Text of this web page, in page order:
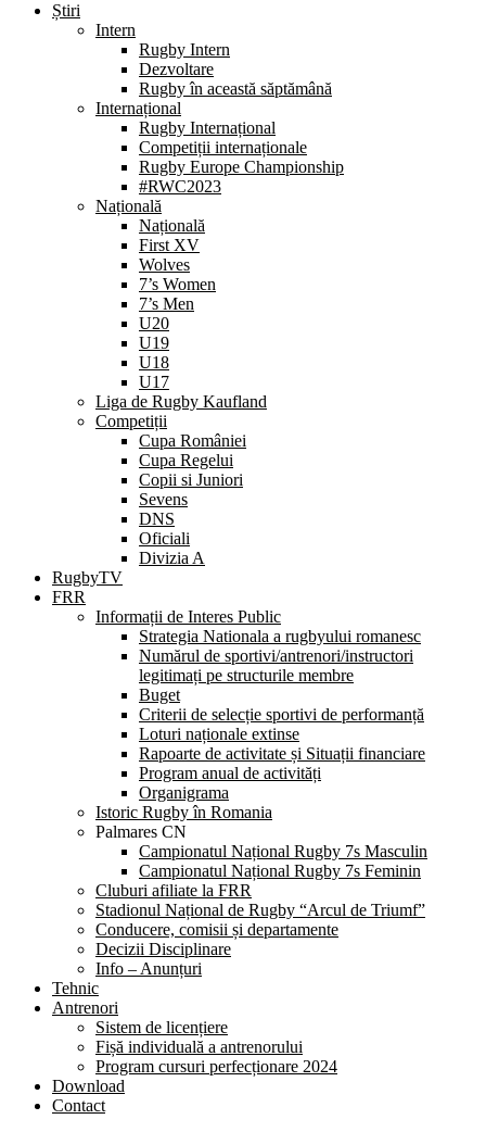
Știri
Intern
Rugby Intern
Dezvoltare
Rugby în această săptămână
Internațional
Rugby Internațional
Competiții internaționale
Rugby Europe Championship
#RWC2023
Națională
Națională
First XV
Wolves
7’s Women
7’s Men
U20
U19
U18
U17
Liga de Rugby Kaufland
Competiții
Cupa României
Cupa Regelui
Copii si Juniori
Sevens
DNS
Oficiali
Divizia A
RugbyTV
FRR
Informații de Interes Public
Strategia Nationala a rugbyului romanesc
Numărul de sportivi/antrenori/instructori
legitimați pe structurile membre
Buget
Criterii de selecție sportivi de performanță
Loturi naționale extinse
Rapoarte de activitate și Situații financiare
Program anual de activități
Organigrama
Istoric Rugby în Romania
Palmares CN
Campionatul Național Rugby 7s Masculin
Campionatul Național Rugby 7s Feminin
Cluburi afiliate la FRR
Stadionul Național de Rugby “Arcul de Triumf”
Conducere, comisii și departamente
Decizii Disciplinare
Info – Anunțuri
Tehnic
Antrenori
Sistem de licențiere
Fișă individuală a antrenorului
Program cursuri perfecționare 2024
Download
Contact